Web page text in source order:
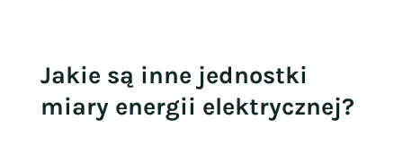
Jakie są inne jednostki
miary energii elektrycznej?